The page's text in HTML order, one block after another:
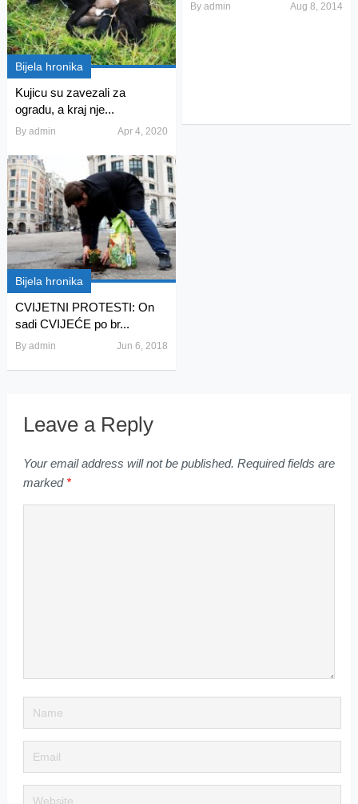
Bijela hronika
Kujicu su zavezali za
ogradu, a kraj nje...
By admin Apr 4, 2020
Byadmin Aug 8, 2014
Bijela hronika
CVIJETNI PROTESTI: On
sadi CVIJEĆE po br...
By admin Jun 6, 2018
Leave a Reply
Your email address will not be published. Required fields are
marked *